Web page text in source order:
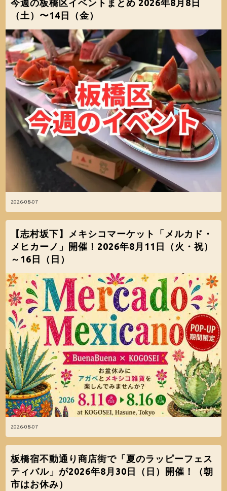
2026-08-07
今週の板橋区イベントまとめ 2026年8月8日
（土）〜14日（金）
2026-08-07
【志村坂下】メキシコマーケット「メルカド・
メヒカーノ」開催！2026年8月11日（火・祝）
～16日（日）
板橋宿不動通り商店街で「夏のラッピーフェス
ティバル」が2026年8月30日（日）開催！（朝
市はお休み）